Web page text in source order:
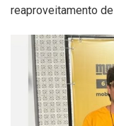
reaproveitamento